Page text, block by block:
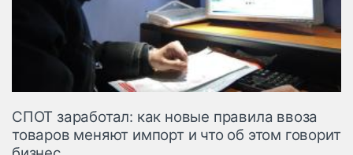
CПОТ заработал: как новые правила ввоза
товаров меняют импорт и что об этом говорит